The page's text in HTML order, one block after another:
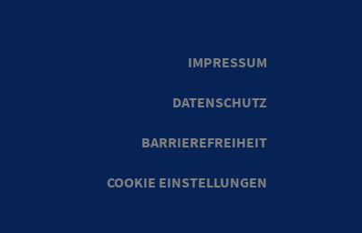
IMPRESSUM
DATENSCHUTZ
BARRIEREFREIHEIT
COOKIE EINSTELLUNGEN